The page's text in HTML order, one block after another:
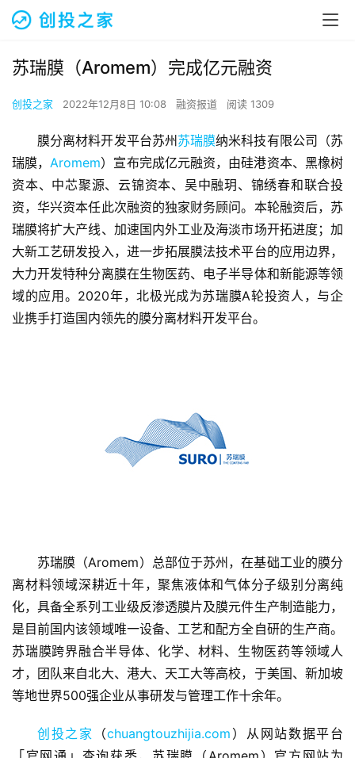
融
资
报
道
商
察
苏瑞膜（Aromem）完成亿元融资
创投之家 2022年12月8日 10:08 融资报道 阅读 1309
膜分离材料开发平台苏州 苏瑞膜纳米科技有限公司（苏
瑞膜，Aromem）宣布完成亿元融资，由硅港资本、黑橡树
资本、中芯聚源、云锦资本、吴中融玥、锦绣春和联合投
资，华兴资本任此次融资的独家财务顾问。本轮融资后，苏
瑞膜将扩大产线、加速国内外工业及海淡市场开拓进度；加
大新工艺研发投入，进一步拓展膜法技术平台的应用边界，
大力开发特种分离膜在生物医药、电子半导体和新能源等领
域的应用。2020年，北极光成为苏瑞膜A轮投资人，与企
业携手打造国内领先的膜分离材料开发平台。
苏瑞膜（Aromem）总部位于苏州，在基础工业的膜分
离材料领域深耕近十年，聚焦液体和气体分子级别分离纯
化，具备全系列工业级反渗透膜片及膜元件生产制造能力，
是目前国内该领域唯一设备、工艺和配方全自研的生产商。
苏瑞膜跨界融合半导体、化学、材料、生物医药等领域人
才，团队来自北大、港大、天工大等高校，于美国、新加坡
等地世界500强企业从事研发与管理工作十余年。
创投之家 （chuangtouzhijia.com ）从网站数据平台